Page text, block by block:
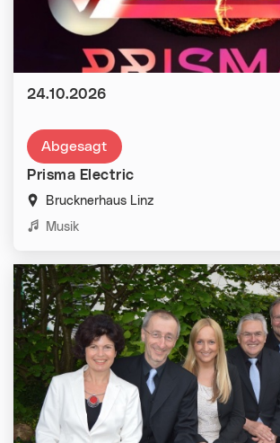
Abgesagt
Prisma Electric
Brucknerhaus Linz
Kategorien:
Musik
Datum:
24.10.2026